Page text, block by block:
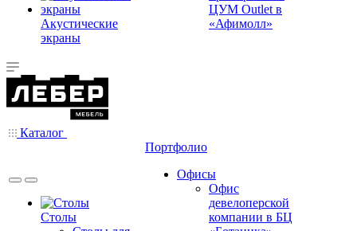
Акустические
экраны
ЦУМ Outlet в
«Афимолл»
Каталог
Столы
Портфолио
Офисы
Офис
девелоперской
компании в БЦ